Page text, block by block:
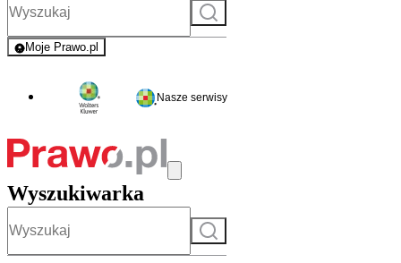
Szukaj
Moje Prawo.pl
- rejestracja i logowanie do serwisu
Nasze serwisy
Wyszukiwarka
Szukaj